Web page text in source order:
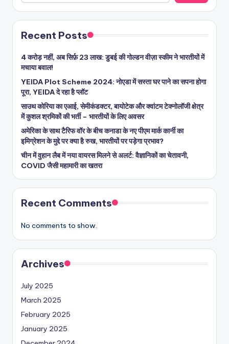
Recent Posts
4 करोड़ नहीं, अब सिर्फ़ 23 लाख: डुबई की गोल्डन वीज़ा स्कीम ने भारतीयों में
मचाया बवाल!
YEIDA Plot Scheme 2024: नोएडा में सस्ता घर पाने का सपना होगा
पूरा, YEIDA दे रहा है प्लॉट
साउथ कोरिया का एआई, सेमीकंडक्टर, बायोटेक और क्वांटम टेक्नोलॉजी क्षेत्र
में कुशल श्रमिकों की भर्ती – भारतीयों के लिए अवसर
अमेरिका के साथ टैरिफ वॉर के बीच कनाडा के नए पीएम मार्क कार्नी का
इमिग्रेशन के मुद्दे पर क्या है रुख, भारतीयों पर पड़ेगा प्रभाव?
चीन में वुहान लैब में नया वायरस मिलने से अलर्ट: वैज्ञानिकों का चेतावनी,
COVID जैसी महामारी का खतरा
Recent Comments
No comments to show.
Archives
July 2025
March 2025
February 2025
January 2025